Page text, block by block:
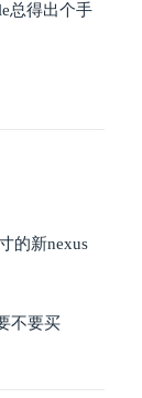
总得出个手
的新nexus
不要买